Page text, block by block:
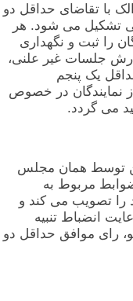
با تقاضای‏ حداقل‏ دو
تشکیل‏ می‏ شود. هر
را ثبت‏ و نگهداری‏
جلسات‏ غیر علنی‏،
یک‏ پنجم‏
نمایندگان‏ در خصوص‏
می‏ گردد.
توسط همان‏ مجلس‏
مربوط به‏
را تصویب‏ می‏ کند و
انضباط تنبیه‏
رای‏ موافق‏ حداقل‏ دو